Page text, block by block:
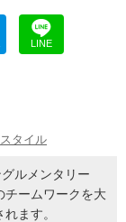
LINE
タイル
グルメンタリー
チームワークを大
ます。